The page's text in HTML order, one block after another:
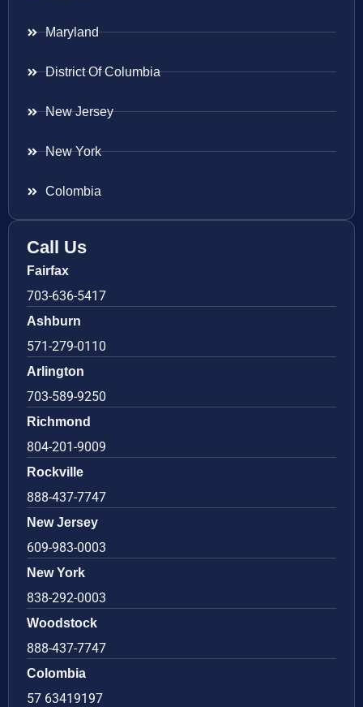
Maryland
District Of Columbia
New Jersey
New York
Colombia
Call Us
Fairfax
703-636-5417
Ashburn
571-279-0110
Arlington
703-589-9250
Richmond
804-201-9009
Rockville
888-437-7747
New Jersey
609-983-0003
New York
838-292-0003
Woodstock
888-437-7747
Colombia
57 63419197